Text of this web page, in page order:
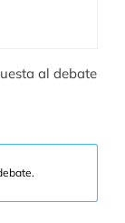
al debate